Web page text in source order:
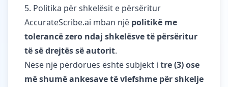
5. Politika për shkelësit e përsëritur
AccurateScribe.ai mban një politikë me
tolerancë zero ndaj shkelësve të përsëritur
të së drejtës së autorit.
Nëse një përdorues është subjekt i tre (3) ose
më shumë ankesave të vlefshme për shkelje